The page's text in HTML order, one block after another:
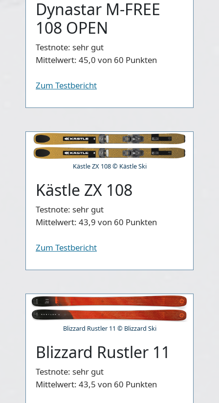
Dynastar M-FREE
108 OPEN
Testnote: sehr gut
Mittelwert: 45,0 von 60 Punkten
Zum Testbericht
Kästle ZX 108 © Kästle Ski
Kästle ZX 108
Testnote: sehr gut
Mittelwert: 43,9 von 60 Punkten
Zum Testbericht
Blizzard Rustler 11 © Blizzard Ski
Blizzard Rustler 11
Testnote: sehr gut
Mittelwert: 43,5 von 60 Punkten